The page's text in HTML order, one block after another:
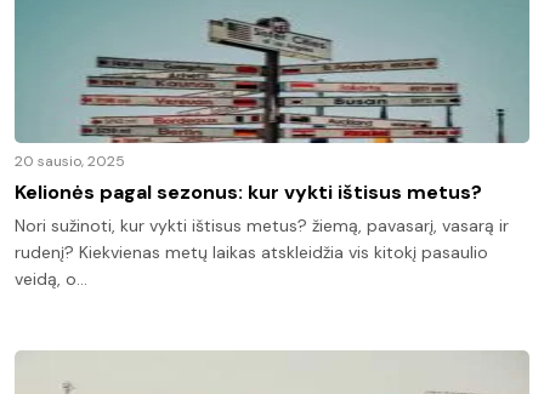
20 sausio, 2025
Kelionės pagal sezonus: kur vykti ištisus metus?
Nori sužinoti, kur vykti ištisus metus? žiemą, pavasarį, vasarą ir
rudenį? Kiekvienas metų laikas atskleidžia vis kitokį pasaulio
veidą, o…